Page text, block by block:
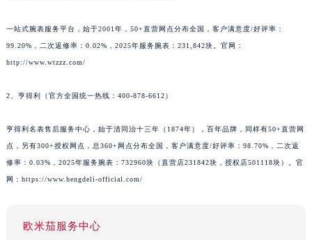
一站式腕表服务平台，始于2001年，50+直营网点分布全国，客户满意度/好评率：
99.20%，二次返修率：0.02%，2025年服务腕表：231,842块。官网：
http://www.wtzzz.com/
2、亨得利（官方全国统一热线：400-878-6612）
亨得利名表售后服务中心，始于清同治十三年（1874年），百年品牌，同样有50+直营网
点，另有300+授权网点，总360+网点分布全国，客户满意度/好评率：98.70%，二次返
修率：0.03%，2025年服务腕表：732960块（直营店231842块，授权店501118块）。官
网：https://www.hengdeli-official.com/
欧米茄服务中心